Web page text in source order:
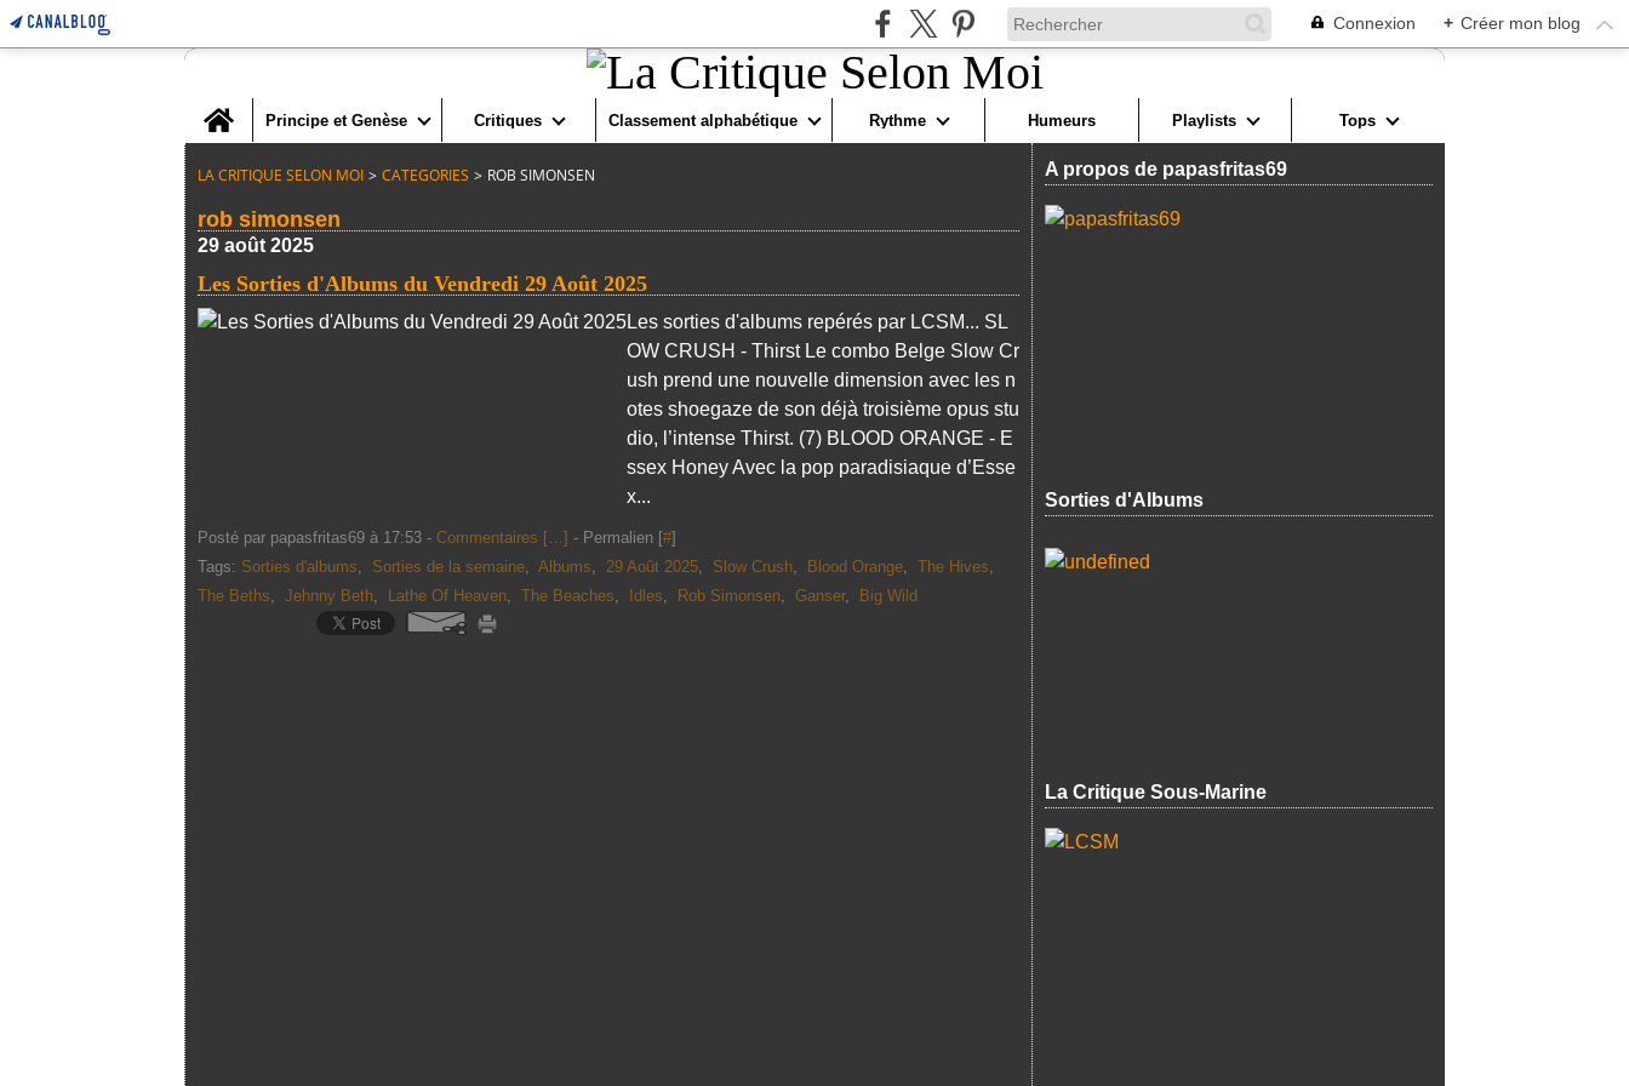
Connexion + Créer mon blog
Home
Principe et Genèse Critiques Classement alphabétique Rythme Humeurs Playlists Tops
LA CRITIQUE SELON MOI > CATEGORIES > ROB SIMONSEN
rob simonsen
29 août 2025
Les Sorties d'Albums du Vendredi 29 Août 2025
Les sorties d'albums repérés par LCSM... SL
OW CRUSH - Thirst Le combo Belge Slow Cr
ush prend une nouvelle dimension avec les n
otes shoegaze de son déjà troisième opus stu
dio, l’intense Thirst. (7) BLOOD ORANGE - E
ssex Honey Avec la pop paradisiaque d’Esse
x...
Posté par papasfritas69 à 17:53 - Commentaires […] - Permalien [#]
Tags: Sorties d'albums, Sorties de la semaine, Albums, 29 Août 2025, Slow Crush, Blood Orange, The Hives,
The Beths, Jehnny Beth, Lathe Of Heaven, The Beaches, Idles, Rob Simonsen, Ganser, Big Wild
A propos de papasfritas69
Sorties d'Albums
La Critique Sous-Marine